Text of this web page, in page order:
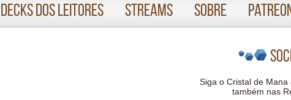
Decks dos Leitores Streams Sobre
Siga o Cristal de
também nas